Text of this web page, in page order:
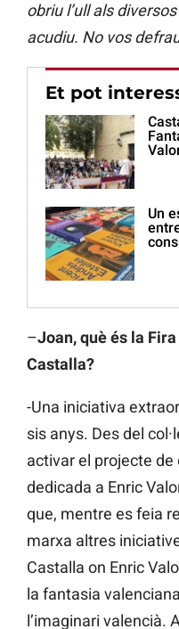
obriu l’ull als
acudiu. No vos
Et pot
Un
–Joan, què és la
Castalla?
-Una iniciativa
sis anys. Des del
activar el projecte de
dedicada a Enric
que, mentre es feia
marxa altres
Castalla on Enric
la fantasia
l’imaginari valencià.